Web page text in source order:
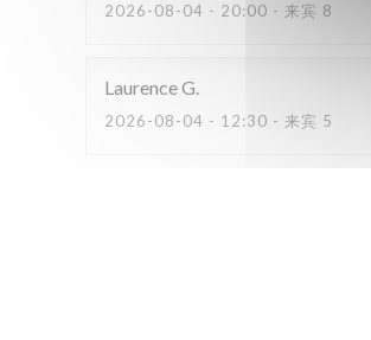
2026-08-04 - 20:00 - 来宾 8
LaurenceG
2026-08-04 - 12:30 - 来宾 5